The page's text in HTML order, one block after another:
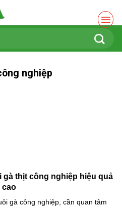
nghiệp
thịt công nghiệp hiệu quả
cao
gà công nghiệp, cần quan tâm